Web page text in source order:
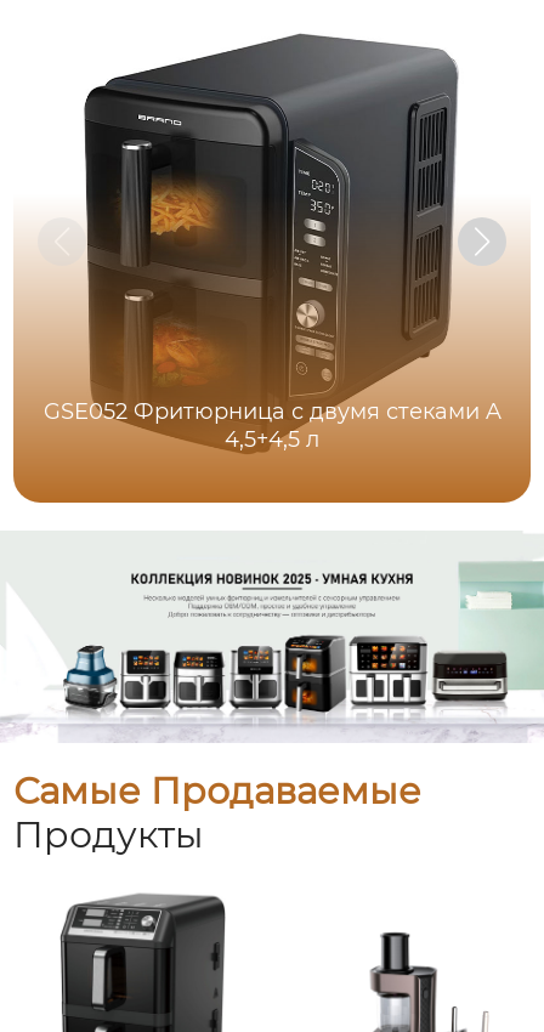
GSE052 Фритюрница с двумя стеками A
4,5+4,5 л
Самые Продаваемые
Продукты